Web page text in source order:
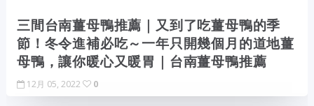
三間台南薑母鴨推薦｜又到了吃薑母鴨的季
節！冬令進補必吃～一年只開幾個月的道地薑
母鴨，讓你暖心又暖胃｜台南薑母鴨推薦
12月 05, 2022 0